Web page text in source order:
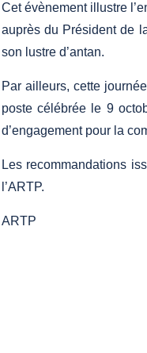
Cet évènement illustre
auprès du Président de
son lustre d’antan.
Par ailleurs, cette
poste célébrée le 9
d’engagement pour la
Les recommandations
l’ARTP.
ARTP